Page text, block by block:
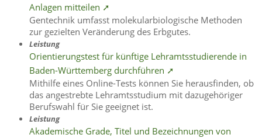
Anlagen mitteilen ➚
Gentechnik umfasst molekularbiologische Methoden
zur gezielten Veränderung des Erbgutes.
Leistung
Orientierungstest für künftige Lehramtsstudierende in
Baden-Württemberg durchführen ➚
Mithilfe eines Online-Tests können Sie herausfinden, ob
das angestrebte Lehramtsstudium mit dazugehöriger
Berufswahl für Sie geeignet ist.
Leistung
Akademische Grade, Titel und Bezeichnungen von